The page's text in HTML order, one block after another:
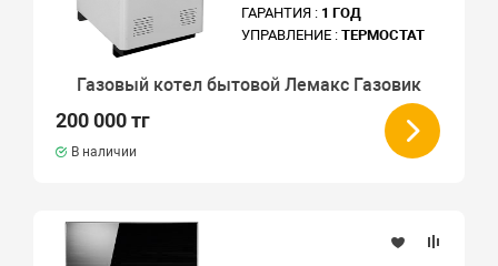
ГАРАНТИЯ : 1 ГОД
УПРАВЛЕНИЕ :ТЕРМОСТАТ
Газовый котел бытовой Лемакс Газовик
200 000 тг
В наличии